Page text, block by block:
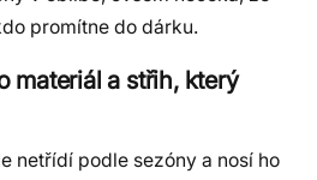
promítne do dárku.
materiál a střih, který
netřídí podle sezóny a nosí ho